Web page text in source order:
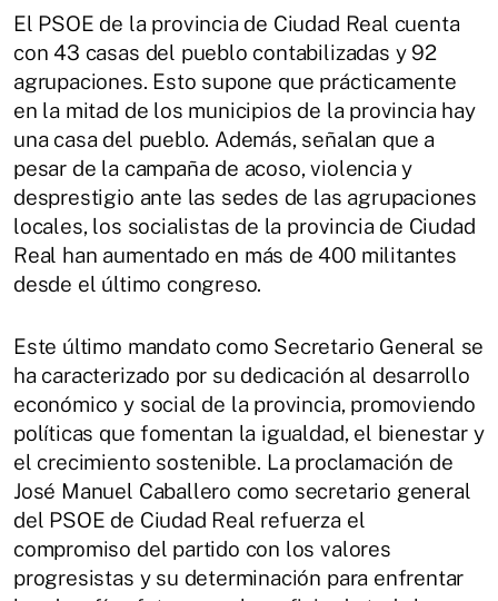
El PSOE de la provincia de Ciudad Real cuenta
con 43 casas del pueblo contabilizadas y 92
agrupaciones. Esto supone que prácticamente
en la mitad de los municipios de la provincia hay
una casa del pueblo. Además, señalan que a
pesar de la campaña de acoso, violencia y
desprestigio ante las sedes de las agrupaciones
locales, los socialistas de la provincia de Ciudad
Real han aumentado en más de 400 militantes
desde el último congreso.
Este último mandato como Secretario General se
ha caracterizado por su dedicación al desarrollo
económico y social de la provincia, promoviendo
políticas que fomentan la igualdad, el bienestar y
el crecimiento sostenible. La proclamación de
José Manuel Caballero como secretario general
del PSOE de Ciudad Real refuerza el
compromiso del partido con los valores
progresistas y su determinación para enfrentar